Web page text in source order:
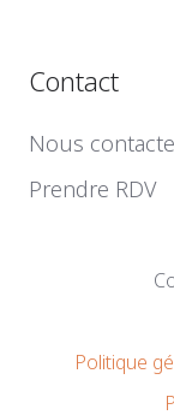
Contact
Nous
Prendre RDV
Politique